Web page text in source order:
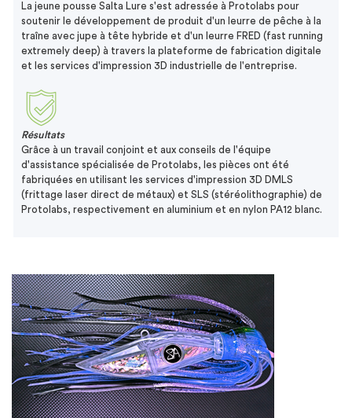
La jeune pousse Salta Lure s'est adressée à Protolabs pour
soutenir le développement de produit d'un leurre de pêche à la
traîne avec jupe à tête hybride et d'un leurre FRED (fast running
extremely deep) à travers la plateforme de fabrication digitale
et les services d'impression 3D industrielle de l'entreprise.
Résultats
Grâce à un travail conjoint et aux conseils de l'équipe
d'assistance spécialisée de Protolabs, les pièces ont été
fabriquées en utilisant les services d'impression 3D DMLS
(frittage laser direct de métaux) et SLS (stéréolithographie) de
Protolabs, respectivement en aluminium et en nylon PA12 blanc.